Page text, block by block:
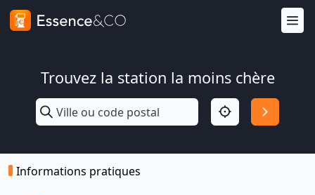
Trouvez la station la moins chère
Informations pratiques